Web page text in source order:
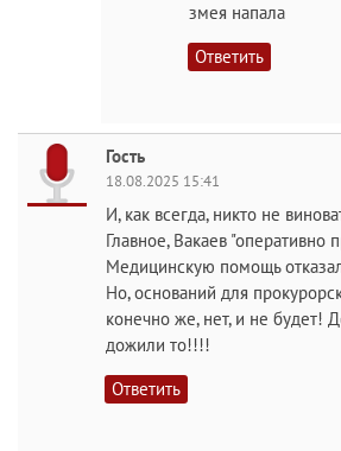
змея напала
Ответить
Гость
18.08.2025 15:41
И, как всегда, никто не
Главное, Вакаев "оперативно
Медицинскую помощь
Но, оснований для
конечно же, нет, и не будет!
дожили то!!!!
Ответить